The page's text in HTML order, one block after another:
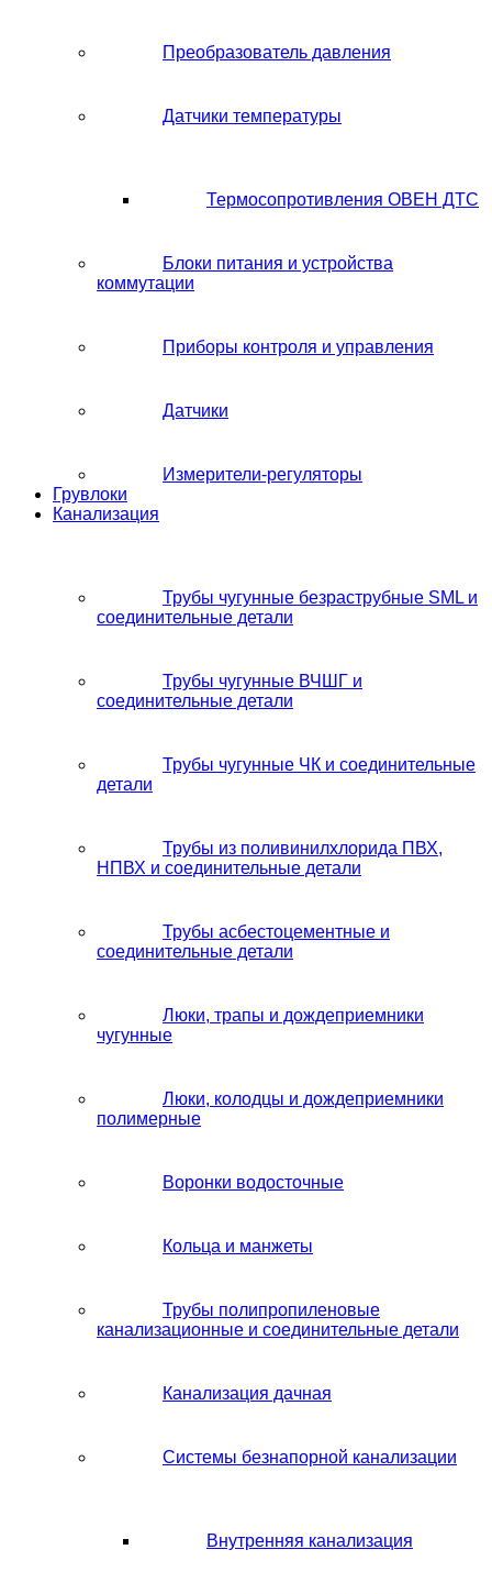
Преобразователь давления
Датчики температуры
Термосопротивления ОВЕН ДТС
Блоки питания и устройства
коммутации
Приборы контроля и управления
Датчики
Измерители-регуляторы
Грувлоки
Канализация
Трубы чугунные безраструбные SML и
соединительные детали
Трубы чугунные ВЧШГ и
соединительные детали
Трубы чугунные ЧК и соединительные
детали
Трубы из поливинилхлорида ПВХ,
НПВХ и соединительные детали
Трубы асбестоцементные и
соединительные детали
Люки, трапы и дождеприемники
чугунные
Люки, колодцы и дождеприемники
полимерные
Воронки водосточные
Кольца и манжеты
Трубы полипропиленовые
канализационные и соединительные детали
Канализация дачная
Системы безнапорной канализации
Внутренняя канализация